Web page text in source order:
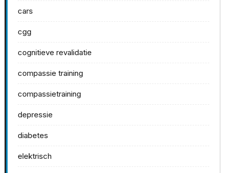
cars
cgg
cognitieve revalidatie
compassie training
compassietraining
depressie
diabetes
elektrisch